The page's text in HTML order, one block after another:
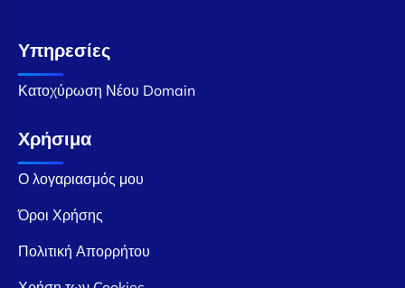
Υπηρεσίες
Κατοχύρωση Νέου Domain
Χρήσιμα
Ο λογαριασμός μου
Όροι Χρήσης
Πολιτική Απορρήτου